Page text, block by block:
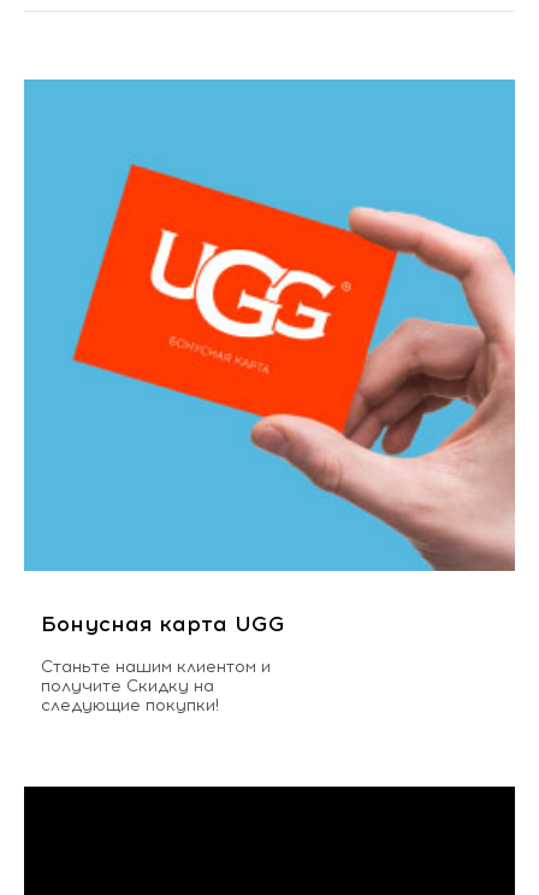
Бонусная карта UGG
Станьте нашим клиентом и
получите Скидку на
следующие покупки!